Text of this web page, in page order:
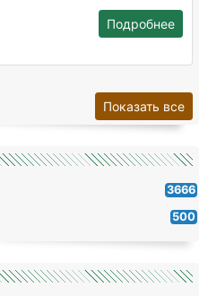
3666
500
Подробнее
Показать все